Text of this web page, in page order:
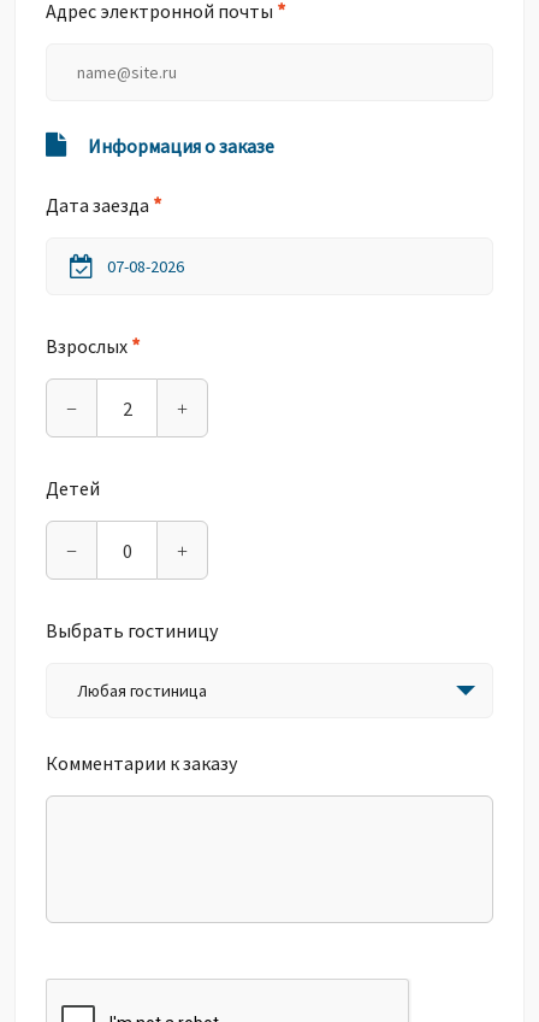
Адрес электронной почты *
Информация о заказе
Дата заезда *
Взрослых *
− +
Детей
− +
Выбрать гостиницу
Любая гостиница
Комментарии к заказу